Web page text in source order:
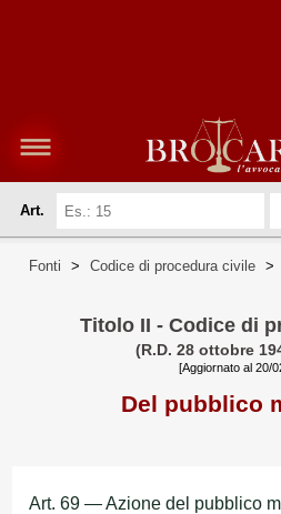
Art.
Fonti > Codice di procedura civile >
Titolo II - Codice di
(R.D. 28 ottobre
[Aggiornato al 20/
Del pubblico
Art. 69 — Azione del pubblico